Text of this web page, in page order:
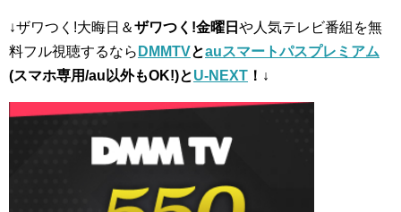
↓ザワつく!大晦日＆ザワつく!金曜日 や人気テレビ番組を無
料フル視聴するなら DMMTVとauスマートパスプレミアム
(スマホ専用/au以外もOK!)とU-NEXT ！↓